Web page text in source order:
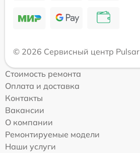
© 2026 Сервисный центр Pulsar
Стоимость ремонта
Оплата и доставка
Контакты
Вакансии
О компании
Ремонтируемые модели
Наши услуги